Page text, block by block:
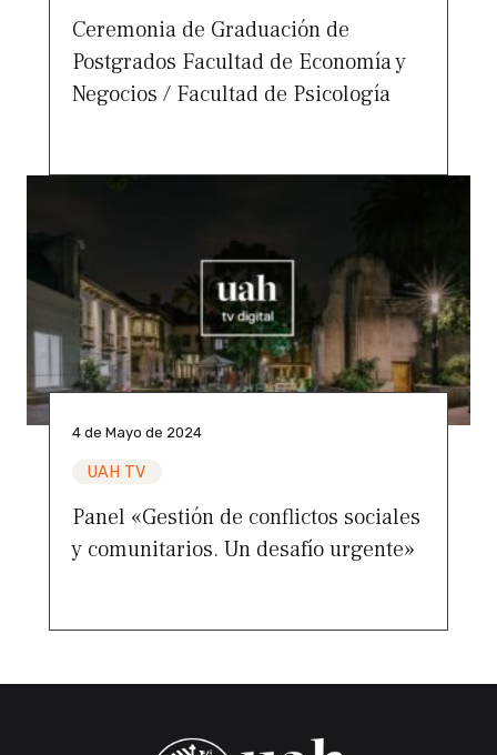
Ceremonia de Graduación de
Postgrados Facultad de Economía y
Negocios / Facultad de Psicología
4 de Mayo de 2024
UAH TV
Panel «Gestión de conflictos sociales
y comunitarios. Un desafío urgente»